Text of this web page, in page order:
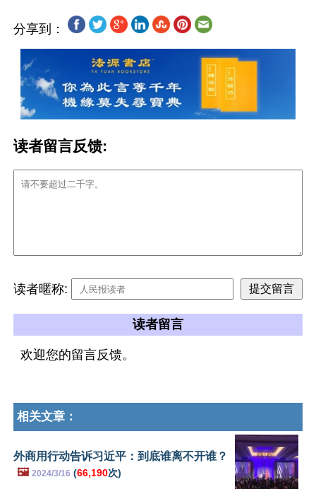
分享到：
读者留言反馈:
读者暱称:
读者留言
欢迎您的留言反馈。
相关文章：
外商用行动告诉习近平：到底谁离不开谁？
🖼️ 2024/3/16 (66,190次)